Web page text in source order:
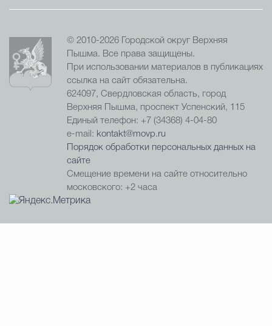
© 2010-2026 Городской округ Верхняя
Пышма. Все права защищены.
При использовании материалов в публикациях
ссылка на сайт обязательна.
624097, Свердловская область, город
Верхняя Пышма, проспект Успенский, 115
Единый телефон: +7 (34368) 4-04-80
e-mail: kontakt@movp.ru
Порядок обработки персональных данных на
сайте
Смещение времени на сайте относительно
московского: +2 часа